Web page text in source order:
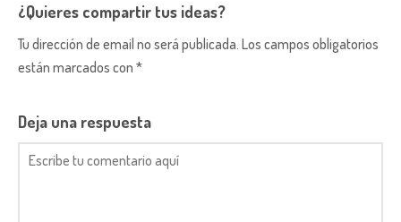
¿Quieres compartir tus ideas?
Tu dirección de email no será publicada. Los campos obligatorios
están marcados con *
Deja una respuesta